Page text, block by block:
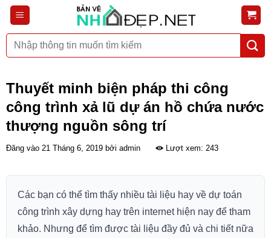
Bỏ
qua
nộiTìm
kiếm:
Thuyết minh biện pháp thi công
công trình xả lũ dự án hồ chứa nước
thượng nguồn sông trí
Đăng vào 21 Tháng 6, 2019 bởi admin Lượt xem: 243
Các bạn có thể tìm thấy nhiều tài liệu hay về dự toán
công trình xây dựng hay trên internet hiện nay để tham
khảo. Nhưng để tìm được tài liệu đầy đủ và chi tiết nữa